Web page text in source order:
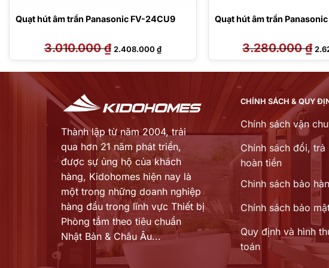
Quạt hút âm trần Panasonic FV-24CU9
3.010.000₫ Giá
gốc
là:
2.408.000₫Giá
hiện
tại
2.408.000 ₫.
Quạt hút âm trần
3.280.000₫ Giá
gốc
là:
₫.
Thành lập từ năm 2004, trải
qua hơn 21 năm phát triển,
được sự ủng hộ của khách
hàng, Kidohomes hiện nay là
một trong những doanh nghiệp
hàng đầu trong lĩnh vực Thiết bị
Phòng tắm theo tiêu chuẩn
Nhật Bản & Châu Âu...
CHÍNH SÁCH & QUY
Chính sách vận
Chính sách đổi, trả
hoàn tiền
Chinh sách bảo
Chính sách bảo
Quy định và hình
toán